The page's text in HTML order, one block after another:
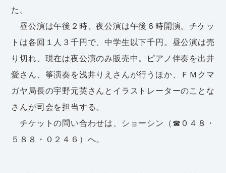
た。
昼公演は午後２時、夜公演は午後６時開演。チケッ
トは各回１人３千円で、中学生以下千円。昼公演は売
り切れ、現在は夜公演のみ販売中。ピアノ伴奏を出井
愛さん、筝演奏を浅井りえさんが行うほか、ＦＭクマ
ガヤ局長の宇野元英さんとイラストレーターのことな
さんが司会を担当する。
チケットの問い合わせは、ショーシン（☎０４８・
５８８・０２４６）へ。